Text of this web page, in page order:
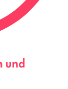
und